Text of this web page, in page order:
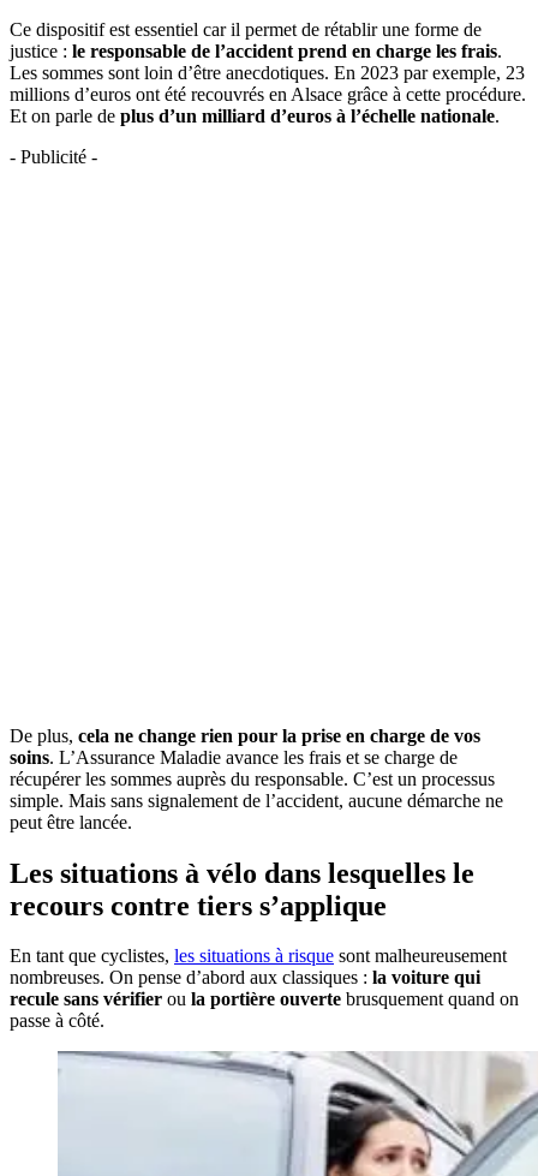
Ce dispositif est essentiel car il permet de rétablir une forme de
justice : le responsable de l’accident prend en charge les frais.
Les sommes sont loin d’être anecdotiques. En 2023 par exemple, 23
millions d’euros ont été recouvrés en Alsace grâce à cette procédure.
Et on parle de plus d’un milliard d’euros à l’échelle nationale.
- Publicité -
De plus, cela ne change rien pour la prise en charge de vos
soins. L’Assurance Maladie avance les frais et se charge de
récupérer les sommes auprès du responsable. C’est un processus
simple. Mais sans signalement de l’accident, aucune démarche ne
peut être lancée.
Les situations à vélo dans lesquelles le
recours contre tiers s’applique
En tant que cyclistes, les situations à risque sont malheureusement
nombreuses. On pense d’abord aux classiques : la voiture qui
recule sans vérifier ou la portière ouverte brusquement quand on
passe à côté.